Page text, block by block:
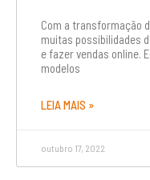
Com a transformação
muitas possibilidades
e fazer vendas online.
modelos
LEIA MAIS »
outubro 17, 2022